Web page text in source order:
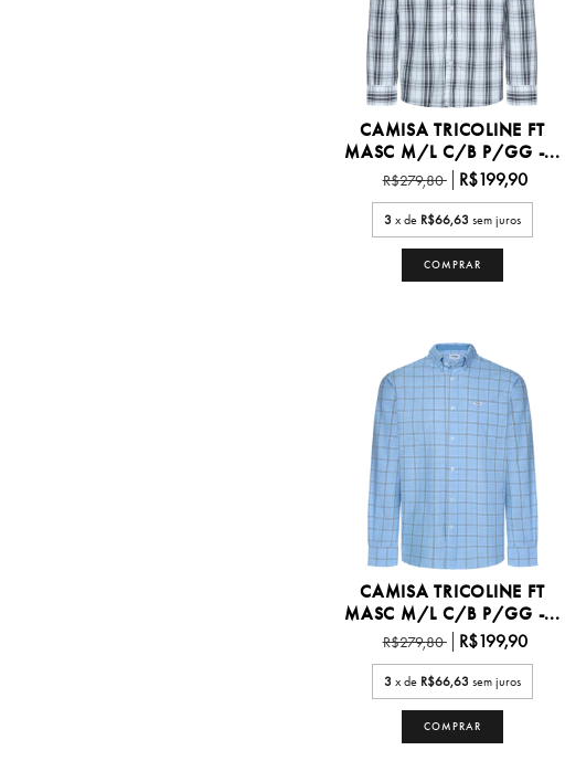
CAMISA TRICOLINE FT
MASC M/L C/B P/GG -...
R$279,80 R$199,90
3 x de R$66,63 sem juros
COMPRAR
CAMISA TRICOLINE FT
MASC M/L C/B P/GG -...
R$279,80 R$199,90
3 x de R$66,63 sem juros
COMPRAR